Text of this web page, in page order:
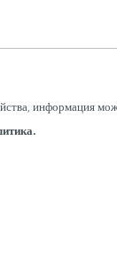
информация